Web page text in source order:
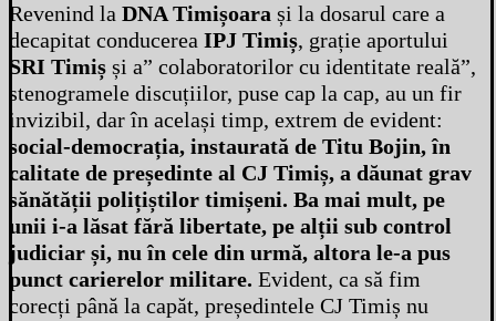
Revenind la DNA Timișoara și la dosarul care a
decapitat conducerea IPJ Timiș, grație aportului
SRI Timiș și a” colaboratorilor cu identitate reală”,
stenogramele discuțiilor, puse cap la cap, au un fir
invizibil, dar în același timp, extrem de evident:
social-democrația, instaurată de Titu Bojin, în
calitate de președinte al CJ Timiș, a dăunat grav
sănătății polițiștilor timișeni. Ba mai mult, pe
unii i-a lăsat fără libertate, pe alții sub control
judiciar și, nu în cele din urmă, altora le-a pus
punct carierelor militare. Evident, ca să fim
corecți până la capăt, președintele CJ Timiș nu